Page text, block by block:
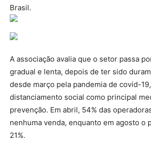
Brasil.
A associação avalia que o setor passa
gradual e lenta, depois de ter sido
desde março pela pandemia de covid-
distanciamento social como principal
prevenção. Em abril, 54% das
nenhuma venda, enquanto em agosto o
21%.